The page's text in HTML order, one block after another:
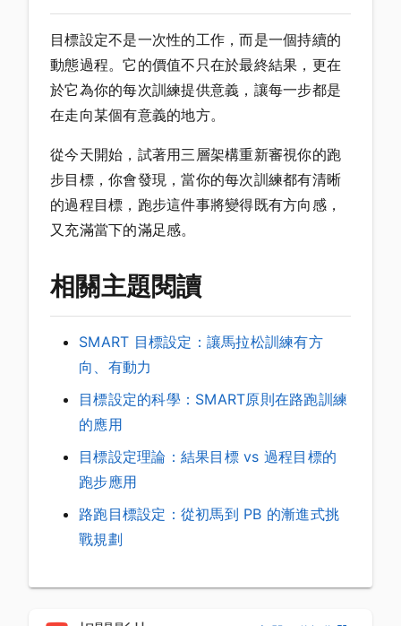
目標設定不是一次性的工作，而是一個持續的
動態過程。它的價值不只在於最終結果，更在
於它為你的每次訓練提供意義，讓每一步都是
在走向某個有意義的地方。
從今天開始，試著用三層架構重新審視你的跑
步目標，你會發現，當你的每次訓練都有清晰
的過程目標，跑步這件事將變得既有方向感，
又充滿當下的滿足感。
相關主題閱讀
SMART 目標設定：讓馬拉松訓練有方
向、有動力
目標設定的科學：SMART原則在路跑訓練
的應用
目標設定理論：結果目標 vs 過程目標的
跑步應用
路跑目標設定：從初馬到 PB 的漸進式挑
戰規劃